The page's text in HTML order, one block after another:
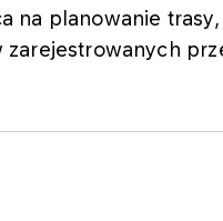
na planowanie
zarejestrowanych